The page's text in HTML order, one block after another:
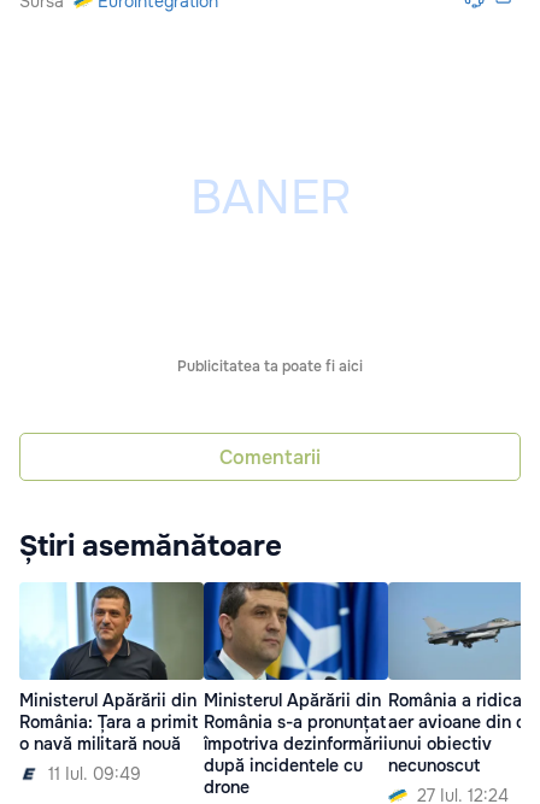
Publicitatea ta poate fi aici
Comentarii
Știri asemănătoare
Ministerul Apărării din
România: Țara a primit
o navă militară nouă
11 Iul. 09:49
Ministerul Apărării din
România s-a pronunțat
împotriva dezinformării
după incidentele cu
drone
România a ridicat
aer avioane din
unui obiectiv
necunoscut
27 Iul. 12:24